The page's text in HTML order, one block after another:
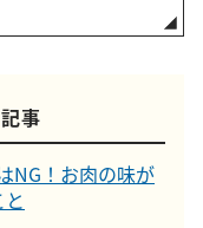
事
NG！お肉の味が